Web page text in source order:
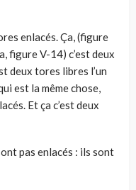
enlacés. Ça, (figure
figure V-14) c’est deux
deux tores libres l’un
est la même chose,
Et ça c’est deux
pas enlacés : ils sont